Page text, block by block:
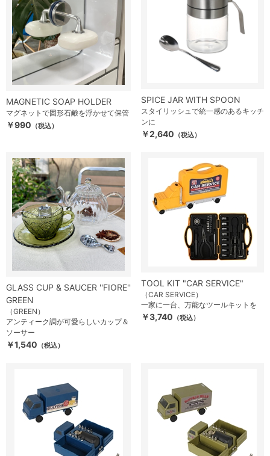
MAGNETIC SOAP HOLDER
マグネットで固形石鹸を浮かせて保管
￥990 （税込）
SPICE JAR WITH SPOON
スタイリッシュで統一感のあるキッチ
ンに
￥2,640 （税込）
GLASS CUP & SAUCER ''FIORE''
GREEN
（GREEN）
アンティーク調が可愛らしいカップ＆
ソーサー
￥1,540 （税込）
TOOL KIT "CAR SERVICE"
（CAR SERVICE）
一家に一台、万能なツールキットを
￥3,740 （税込）